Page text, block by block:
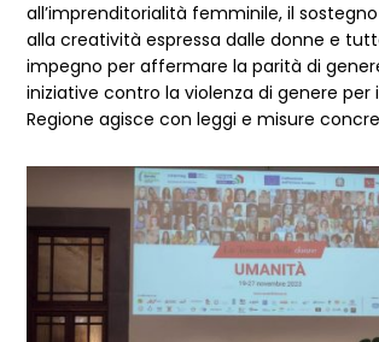
all’imprenditorialità femminile, il
alla creatività espressa dalle donne e
impegno per affermare la parità di
iniziative contro la violenza di genere per
Regione agisce con leggi e misure